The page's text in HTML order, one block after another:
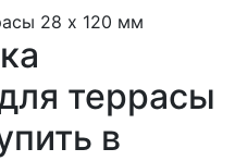
террасы
в